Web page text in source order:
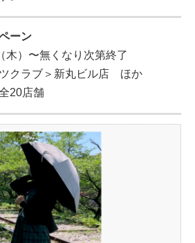
ーン
木）〜無くなり次第終了
クラブ＞新丸ビル店 ほか
20店舗